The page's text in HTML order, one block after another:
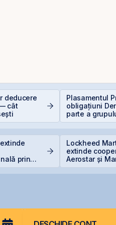
deducere
cât
Plasamentul
obligațiuni
parte a
Golden Foods
prin
Lockheed
extinde
Aerostar și